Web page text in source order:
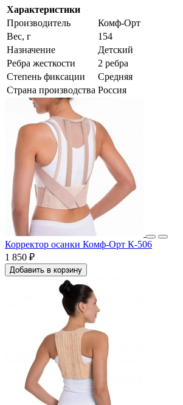
Характеристики
Производитель
Комф-Орт
Вес, г
154
Назначение
Детский
Ребра жесткости
2 ребра
Степень фиксации
Средняя
Страна производства Россия
Корректор осанки Комф-Орт К-506
1 850 ₽
Добавить в корзину